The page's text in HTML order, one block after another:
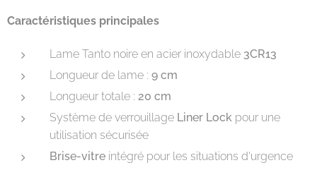
Caractéristiques principales
Lame Tanto noire en acier inoxydable 3CR13
Longueur de lame : 9 cm
Longueur totale : 20 cm
Système de verrouillage Liner Lock pour une
utilisation sécurisée
Brise-vitre intégré pour les situations d'urgence